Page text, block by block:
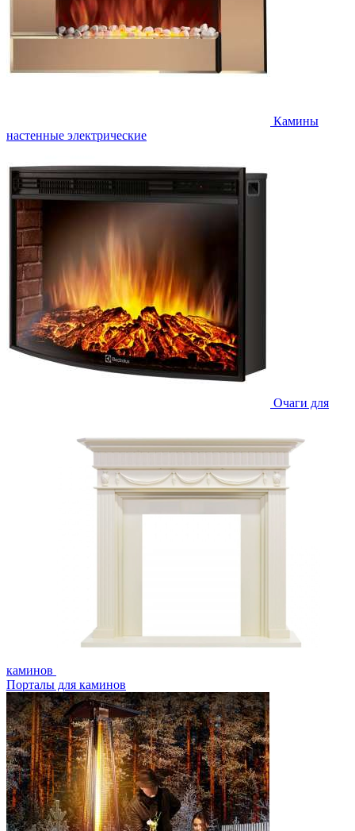
Камины
настенные электрические
Очаги для
каминов
Порталы для каминов